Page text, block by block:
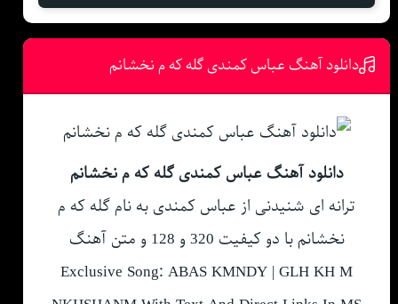
دانلود آهنگ عباس کمندی گله که م نخشانم
دانلود آهنگ عباس کمندی گله که م نخشانم
ترانه ای شنیدنی از عباس کمندی به نام گله که م
نخشانم با دو کیفیت 320 و 128 و متن آهنگ
Exclusive Song: ABAS KMNDY | GLH KH M